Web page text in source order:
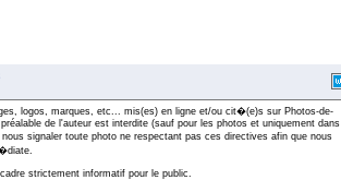
logos, marques, etc... mis(es) en ligne et/ou cit�(e)s sur Photos-de-
de l'auteur est interdite (sauf pour les photos et uniquement dans
signaler toute photo ne respectant pas ces directives afin que nous
strictement informatif pour le public.